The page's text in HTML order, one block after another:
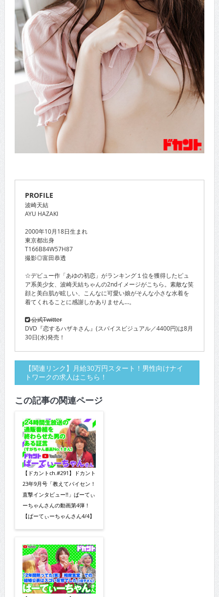
PROFILE
波崎天結
AYU HAZAKI
2000年10月18日生まれ
東京都出身
T166B84W57H87
撮影◎富田恭透
☆デビュー作「あゆの初恋」がランキング１位を獲得したピュ
ア系美少女、波崎天結ちゃんの2ndイメージがこちら。素敵な笑
顔と美白肌が眩しい、こんなに可愛い娘がそんな小さな水着を
着てくれることに感謝しかありません…。
公式Twitter
DVD『恋するハザキさん』(スパイスビジュアル／4400円)は8月
30日(水)発売！
【関連リンク】月給30万円スタート！男性向けナイ
トワークの求人はこちら！
この記事の関連ページ
【ドカントch.#291】ドカント
23年9月号「教えてパイセン！
直撃インタビュー!!」ぱーてぃ
ーちゃんさんの動画第4弾！
【ぱーてぃーちゃんさん4/4】